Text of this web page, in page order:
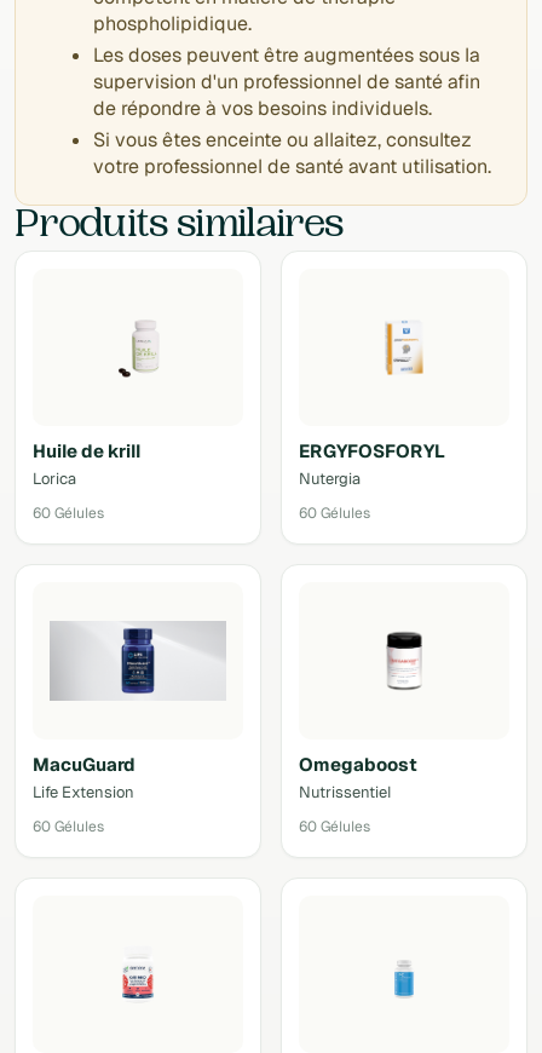
phospholipidique.
Les doses peuvent être augmentées sous la
supervision d'un professionnel de santé afin
de répondre à vos besoins individuels.
Si vous êtes enceinte ou allaitez, consultez
votre professionnel de santé avant utilisation.
Produits similaires
Huile de krill
Lorica
60 Gélules
ERGYFOSFORYL
Nutergia
60 Gélules
MacuGuard
Life Extension
60 Gélules
Omegaboost
Nutrissentiel
60 Gélules